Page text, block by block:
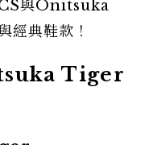
與Onitsuka
經典鞋款！
Tiger